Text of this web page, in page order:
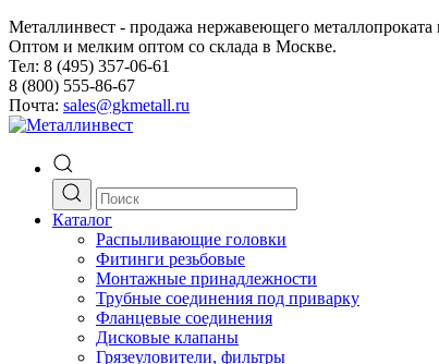
Металлинвест - продажа нержавеющего
Оптом и мелким оптом со склада в Москве.
Тел: 8 (495) 357-06-61
8 (800) 555-86-67
Почта: sales@gkmetall.ru
Каталог
Распыливающие головки
Фитинги резьбовые
Монтажные принадлежности
Трубные соединения под приварку
Фланцевые соединения
Дисковые клапаны
Грязеуловители, фильтры